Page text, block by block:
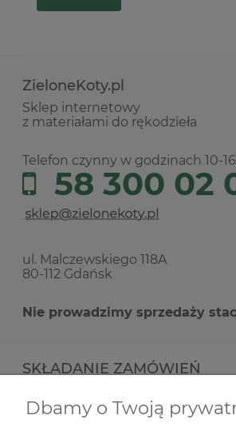
ZieloneKoty.pl
Sklep internetowy
z materiałami do rękodzieła
Telefon czynny w godzinach 10-
58 300 02
ul. Malczewskiego 118A
80-112 Gdańsk
Nie prowadzimy sprzedaży
SKŁADANIE ZAMÓWIEŃ
INFORMACJE
Dbamy o Twoją